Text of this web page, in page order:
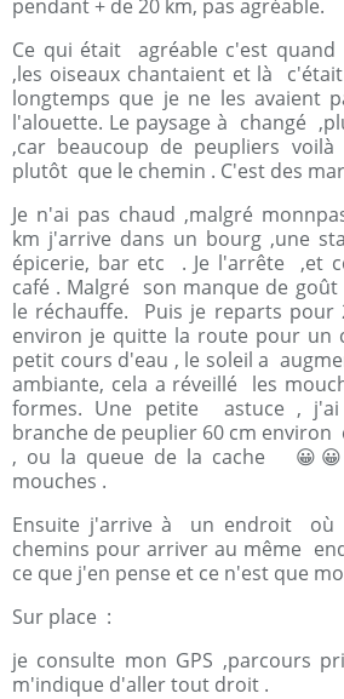
pendant + de 20 km, pas agréable.
Ce qui était agréable c'est quand
,les oiseaux chantaient et là
longtemps que je ne les avaient
l'alouette. Le paysage à changé
,car beaucoup de peupliers
plutôt que le chemin . C'est des
Je n'ai pas chaud ,malgré
km j'arrive dans un bourg ,une
épicerie, bar etc . Je l'arrête ,et
café . Malgré son manque de
le réchauffe. Puis je reparts pour
environ je quitte la route pour un
petit cours d'eau , le soleil a
ambiante, cela a réveillé les
formes. Une petite astuce ,
branche de peuplier 60 cm environ
, ou la queue de la cache
mouches .
Ensuite j'arrive à un endroit où
chemins pour arriver au même
ce que j'en pense et ce n'est que
Sur place :
je consulte mon GPS ,parcours
m'indique d'aller tout droit .